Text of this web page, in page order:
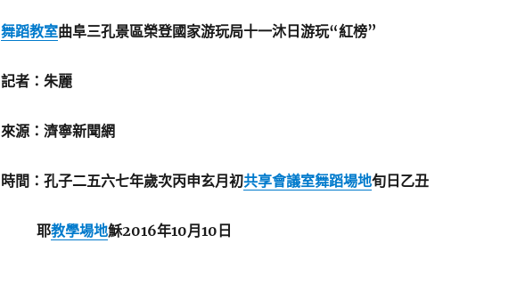
舞蹈教室曲阜三孔景區榮登國家游玩局十一沐日游玩“紅榜”
記者：朱麗
來源：濟寧新聞網
時間：孔子二五六七年歲次丙申玄月初共享會議室舞蹈場地旬日乙丑
耶教學場地穌2016年10月10日